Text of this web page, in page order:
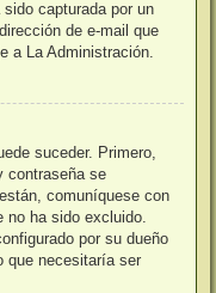
capturada por un
de e-mail que
a La Administración.
suceder. Primero,
contraseña se
comuníquese con
no ha sido excluido.
por su dueño
que necesitaría ser